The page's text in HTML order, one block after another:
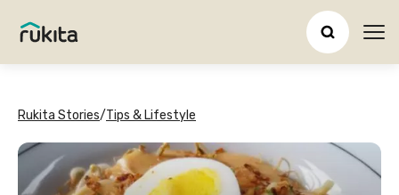
Rukita Stories/Tips & Lifestyle